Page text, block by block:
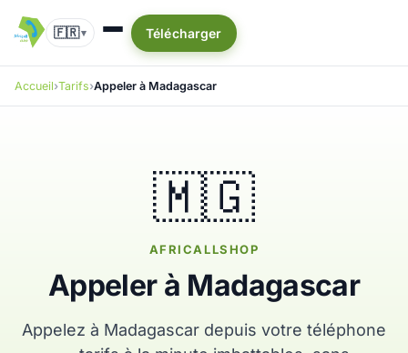
🇫🇷▾ Télécharger
Accueil Tarifs Appeler à Madagascar
🇲🇬
AFRICALLSHOP
Appeler à Madagascar
Appelez à Madagascar depuis votre téléphone